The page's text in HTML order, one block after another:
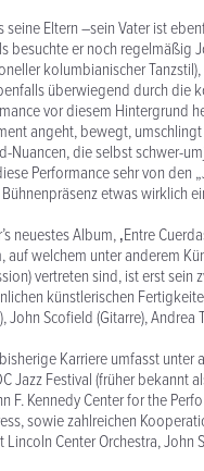
seine Eltern –sein Vater ist
besuchte er noch regelmäßig
kolumbianischer
überwiegend durch die
vor diesem Hintergrund
angeht, bewegt,
Nuancen, die selbst schwer-
Performance sehr von den
etwas wirklich
neuestes Album, ‚Entre
auf welchem unter anderem
vertreten sind, ist erst
künstlerischen
John Scofield (Gitarre), Andrea
Karriere umfasst unter
Jazz Festival (früher bekannt
F. Kennedy Center for the
sowie zahlreichen
Lincoln Center Orchestra, John